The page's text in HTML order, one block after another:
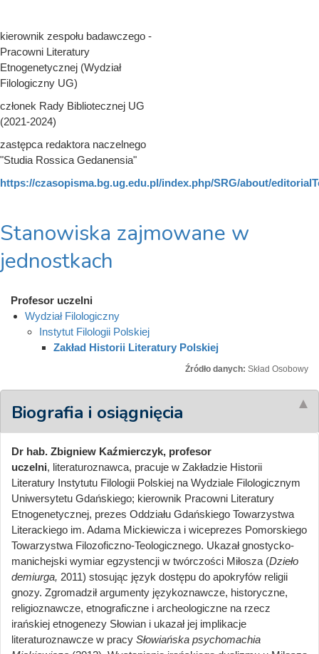
kierownik zespołu badawczego -
Pracowni Literatury
Etnogenetycznej (Wydział
Filologiczny UG)
członek Rady Bibliotecznej UG
(2021-2024)
zastępca redaktora naczelnego
"Studia Rossica Gedanensia"
https://czasopisma.bg.ug.edu.pl/index.php/SRG/about/
Stanowiska zajmowane w
jednostkach
Profesor uczelni
Wydział Filologiczny
Instytut Filologii Polskiej
Zakład Historii Literatury Polskiej
Źródło danych: Skład Osobowy
Biografia i osiągnięcia
Dr hab. Zbigniew Kaźmierczyk, profesor
uczelni, literaturoznawca, pracuje w Zakładzie Historii
Literatury Instytutu Filologii Polskiej na Wydziale Filologicznym
Uniwersytetu Gdańskiego; kierownik Pracowni Literatury
Etnogenetycznej, prezes Oddziału Gdańskiego Towarzystwa
Literackiego im. Adama Mickiewicza i wiceprezes Pomorskiego
Towarzystwa Filozoficzno-Teologicznego. Ukazał gnostycko-
manichejski wymiar egzystencji w twórczości Miłosza (Dzieło
demiurga, 2011) stosując język dostępu do apokryfów religii
gnozy. Zgromadził argumenty językoznawcze, historyczne,
religioznawcze, etnograficzne i archeologiczne na rzecz
irańskiej etnogenezy Słowian i ukazał jej implikacje
literaturoznawcze w pracy Słowiańska psychomachia